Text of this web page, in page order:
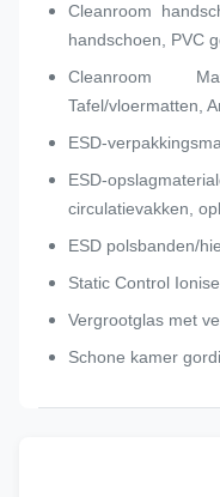
Cleanroom
handschoen, PVC
Cleanroom
Tafel/vloermatten,
ESD-
ESD-
circulatievakken,
ESD polsbanden/
Static Control
Vergrootglas met
Schone kamer